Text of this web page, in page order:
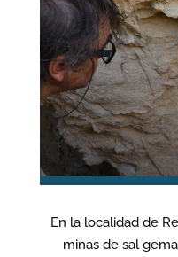
En la localidad de
minas de sal